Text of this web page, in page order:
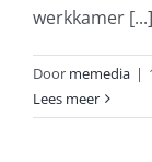
werkkamer [...]
Door memedia |
Lees meer